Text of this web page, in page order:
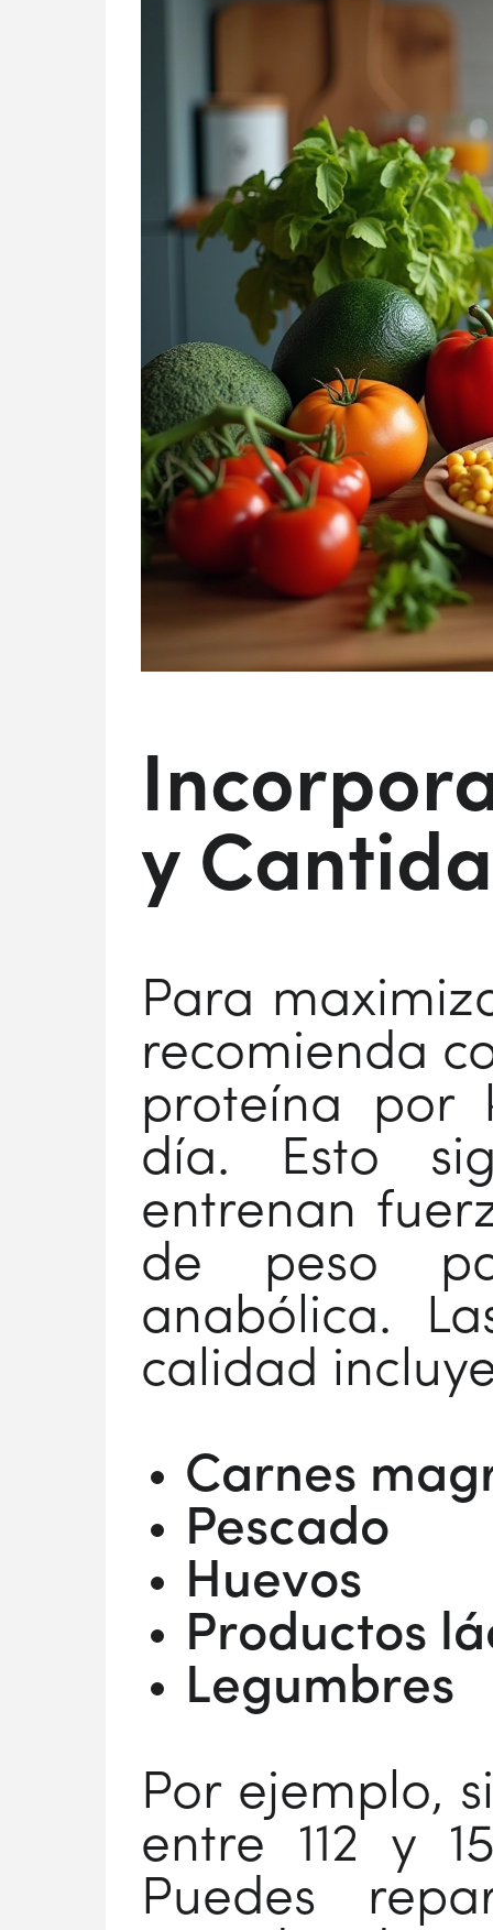
y
Para
recomienda
proteína por
día. Esto
entrenan
de peso
anabólica.
calidad
Carnes
Pescado
Huevos
Productos
Legumbres
Por ejemplo,
entre 112 y
Puedes